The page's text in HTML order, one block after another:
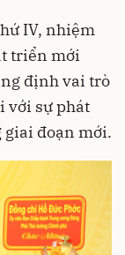
IV, nhiệm
triển mới
định vai trò
với sự phát
giai đoạn mới.